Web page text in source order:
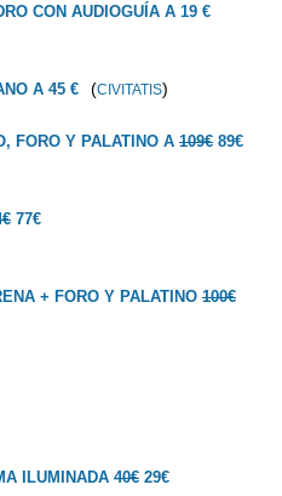
CON AUDIOGUÍA A 19 €
A 45 € (CIVITATIS)
FORO Y PALATINO A 109€ 89€
77€
+ FORO Y PALATINO 100€
ILUMINADA 40€ 29€